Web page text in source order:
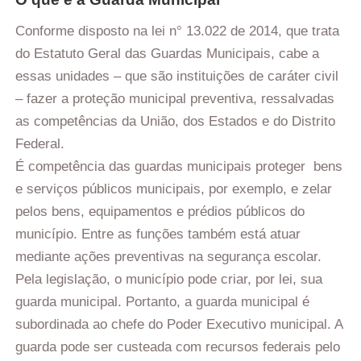
Conforme disposto na lei n° 13.022 de 2014, que trata
do Estatuto Geral das Guardas Municipais, cabe a
essas unidades – que são instituições de caráter civil
– fazer a proteção municipal preventiva, ressalvadas
as competências da União, dos Estados e do Distrito
Federal.
É competência das guardas municipais proteger bens
e serviços públicos municipais, por exemplo, e zelar
pelos bens, equipamentos e prédios públicos do
município. Entre as funções também está atuar
mediante ações preventivas na segurança escolar.
Pela legislação, o município pode criar, por lei, sua
guarda municipal. Portanto, a guarda municipal é
subordinada ao chefe do Poder Executivo municipal. A
guarda pode ser custeada com recursos federais pelo